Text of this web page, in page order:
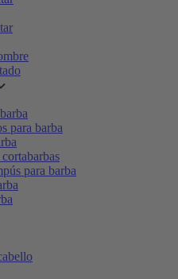
para barba
para barba